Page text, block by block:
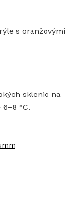
s oranžovými
sklenic na
°C.